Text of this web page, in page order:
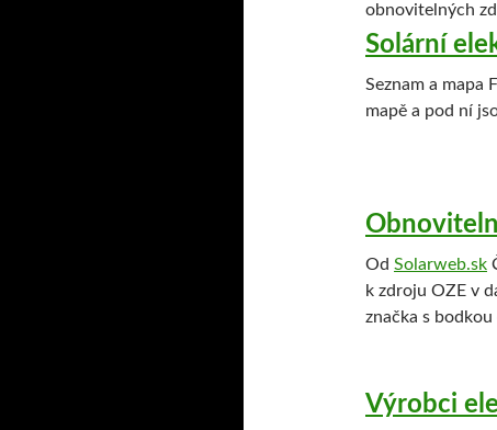
obnovitelných
Solární
Seznam a mapa
mapě a pod ní
Od Solarweb.sk
k zdroju OZE v
značka s
Výrobci